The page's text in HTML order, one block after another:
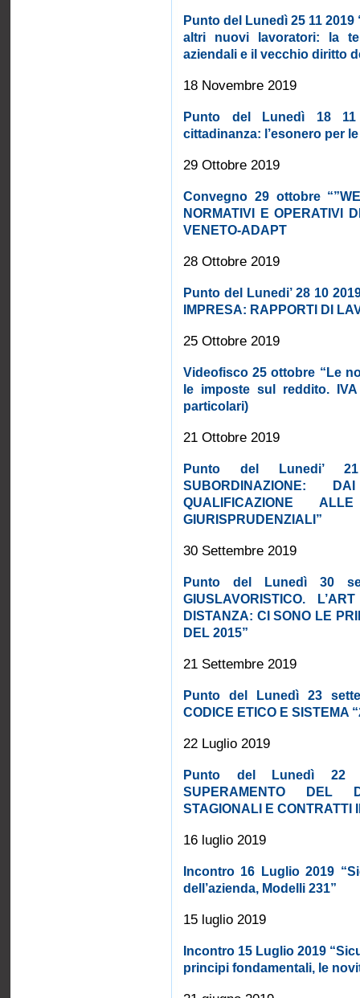
Punto del Lunedì 25 11
altri nuovi lavoratori: la
aziendali e il vecchio diritto
18 Novembre 2019
Punto del Lunedì 18
cittadinanza: l’esonero per
29 Ottobre 2019
Convegno 29 ottobre
NORMATIVI E OPERATIVI
VENETO-ADAPT
28 Ottobre 2019
Punto del Lunedi’ 28 10
IMPRESA: RAPPORTI DI
25 Ottobre 2019
Videofisco 25 ottobre “Le
le imposte sul reddito.
particolari)
21 Ottobre 2019
Punto del Lunedi’
SUBORDINAZIONE:
QUALIFICAZIONE
GIURISPRUDENZIALI”
30 Settembre 2019
Punto del Lunedì 30
GIUSLAVORISTICO.
DISTANZA: CI SONO LE
DEL 2015”
21 Settembre 2019
Punto del Lunedì 23
CODICE ETICO E SISTEMA
22 Luglio 2019
Punto del Lunedì 22
SUPERAMENTO DEL
STAGIONALI E CONTRATTI
16 luglio 2019
Incontro 16 Luglio 2019
dell’azienda, Modelli 231”
15 luglio 2019
Incontro 15 Luglio 2019
principi fondamentali, le